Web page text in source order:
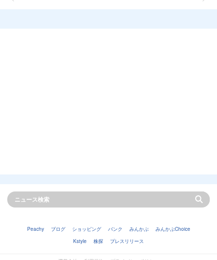
Peachy ブログ ショッピング バンク みんかぶ
みんかぶChoice
Kstyle
株探 プレスリリース